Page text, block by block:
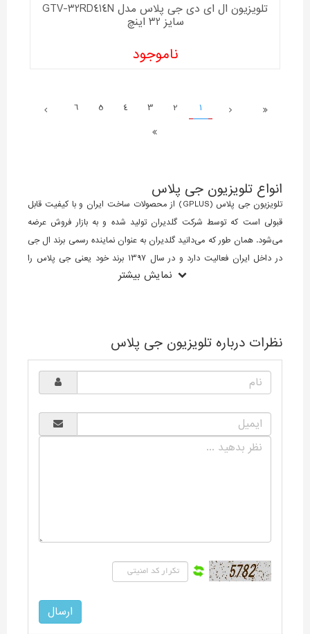
تلویزیون ال ای دی جی پلاس مدل GTV-32RD414N
سایز 32 اینچ
ناموجود
1
2
3
4
5
6
انواع تلویزیون جی پلاس
تلویزیون جی پلاس (GPLUS) از محصولات ساخت ایران و با کیفیت قابل
قبولی است که توسط شرکت گلدیران تولید شده و به بازار فروش عرضه
می‌شود. همان طور که می‌دانید گلدیران به عنوان نماینده رسمی برند ال جی
در داخل ایران فعالیت دارد و در سال 1397 برند خود یعنی جی پلاس را
نیز در سطح قابل قبولی قرار دارند. تلویزیون‌های جی پلاس همراه با خدمات
پس از فروش و ضمانت‌نامه گلدیران ارائه می‌شوند که تاییدی بر کیفیت و
اصالت برند جی پلاس دارد. اگر قصد خرید تلویزیون جی پلاس را دارید بهتر
است ابتدا با انواع تلویزیون جی پلاس آشنا شوید تا انتخابی مناسب و
نمایش بیشتر
نظرات درباره تلویزیون جی پلاس